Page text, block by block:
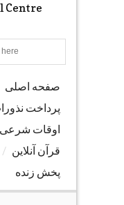
Centre
Search
صفحه اصلی
پرداخت
اوقات شرعی
قرآن آنلاین
پخش زنده